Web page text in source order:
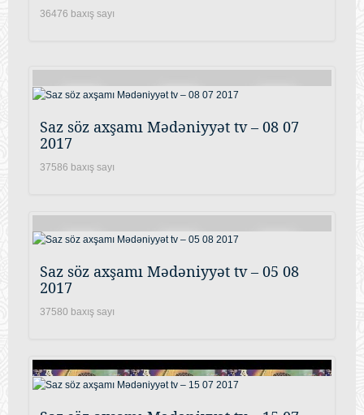
36476 baxış sayı
Saz söz axşamı Mədəniyyət tv – 08 07
2017
37586 baxış sayı
Saz söz axşamı Mədəniyyət tv – 05 08
2017
37580 baxış sayı